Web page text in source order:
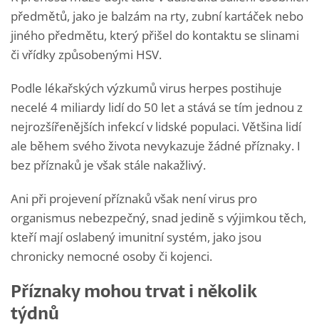
předmětů, jako je balzám na rty, zubní kartáček nebo
jiného předmětu, který přišel do kontaktu se slinami
či vřídky způsobenými HSV.
Podle lékařských výzkumů virus herpes postihuje
necelé 4 miliardy lidí do 50 let a stává se tím jednou z
nejrozšířenějších infekcí v lidské populaci. Většina lidí
ale během svého života nevykazuje žádné příznaky. I
bez příznaků je však stále nakažlivý.
Ani při projevení příznaků však není virus pro
organismus nebezpečný, snad jedině s výjimkou těch,
kteří mají oslabený imunitní systém, jako jsou
chronicky nemocné osoby či kojenci.
Příznaky mohou trvat i několik
týdnů